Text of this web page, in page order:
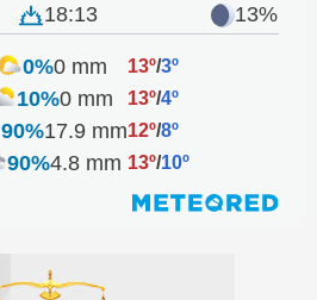
18:13 13%
0%0 mm 13º/3º
10%0 mm 13º/4º
90%17.9 mm12º/8º
90%4.8 mm 13º/10º